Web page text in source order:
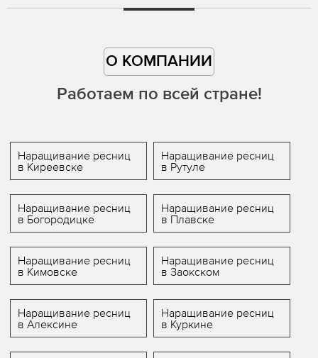
О КОМПАНИИ
Работаем по всей стране!
Наращивание ресниц
в Киреевске
Наращивание ресниц
в Рутуле
Наращивание ресниц
в Богородицке
Наращивание ресниц
в Плавске
Наращивание ресниц
в Кимовске
Наращивание ресниц
в Заокском
Наращивание ресниц
в Алексине
Наращивание ресниц
в Куркине